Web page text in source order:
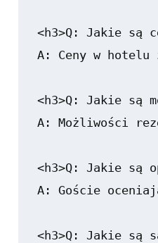
<h3>Q: Jakie są
A: Ceny w
<h3>Q: Jakie są
A: Możliwości
<h3>Q: Jakie są
A: Goście
<h3>Q: Jakie są